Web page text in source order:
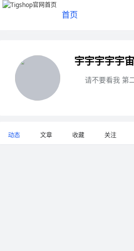
首页
宇宇宇宇宇
请不要看我 第
动态 文章 收藏 关注